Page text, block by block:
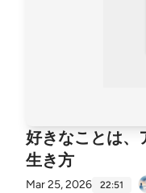
好きなことは、
生き方
Mar 25, 2026 22:51